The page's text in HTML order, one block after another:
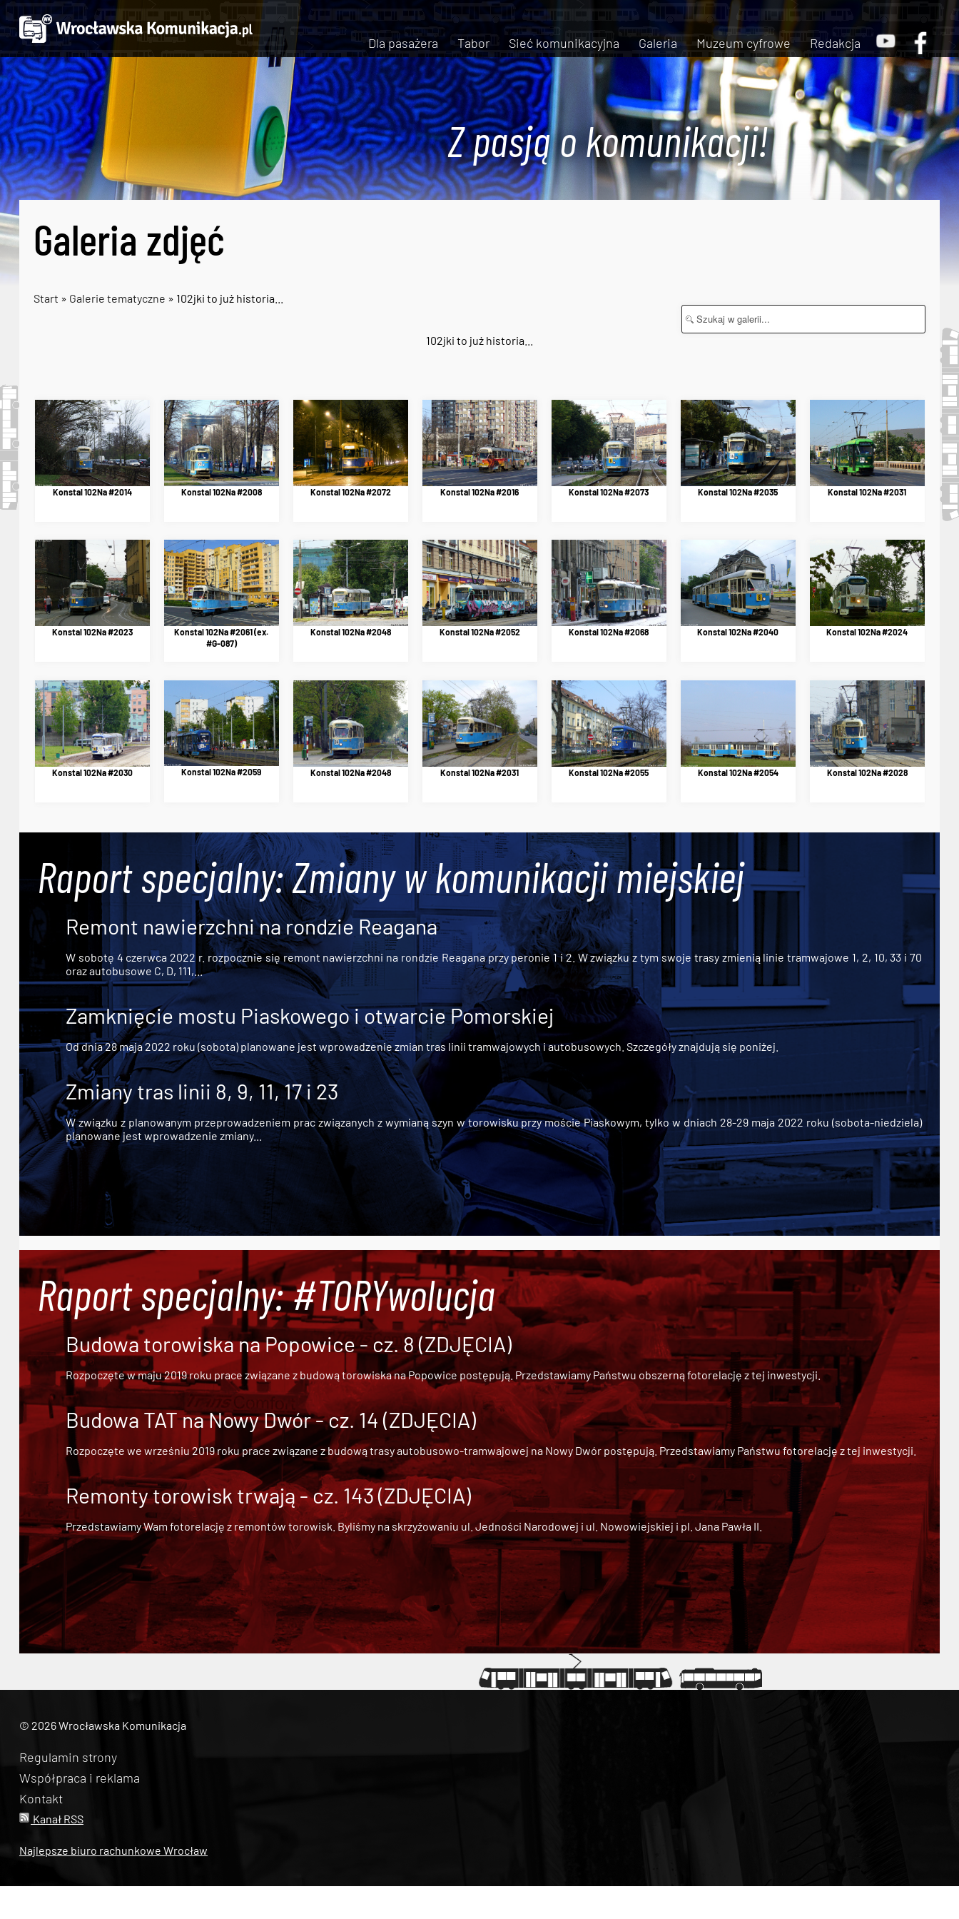
Dla pasażera Tabor Sieć komunikacyjna Galeria Muzeum cyfrowe Redakcja
Z pasją o komunikacji!
Galeria zdjęć
Start » Galerie tematyczne » 102jki to już historia...
102jki to już historia...
Konstal 102Na #2014 Konstal 102Na #2008 Konstal 102Na #2072 Konstal 102Na #2016 Konstal 102Na #2073 Konstal 102Na #2035 Konstal 102Na #2031
Konstal 102Na #2023
Konstal 102Na #2061 (ex.
#G-087)
Konstal 102Na #2048 Konstal 102Na #2052 Konstal 102Na #2068 Konstal 102Na #2040 Konstal 102Na #2024
Konstal 102Na #2030 Konstal 102Na #2059 Konstal 102Na #2048 Konstal 102Na #2031 Konstal 102Na #2055 Konstal 102Na #2054 Konstal 102Na #2028
Raport specjalny: Zmiany w komunikacji miejskiej
Remont nawierzchni na rondzie Reagana
W sobotę 4 czerwca 2022 r. rozpocznie się remont nawierzchni na rondzie Reagana przy peronie 1 i 2. W związku z tym swoje trasy zmienią linie tramwajowe 1, 2, 10, 33 i 70
oraz autobusowe C, D, 111,...
Zamknięcie mostu Piaskowego i otwarcie Pomorskiej
Od dnia 28 maja 2022 roku (sobota) planowane jest wprowadzenie zmian tras linii tramwajowych i autobusowych. Szczegóły znajdują się poniżej.
Zmiany tras linii 8, 9, 11, 17 i 23
W związku z planowanym przeprowadzeniem prac związanych z wymianą szyn w torowisku przy moście Piaskowym, tylko w dniach 28-29 maja 2022 roku (sobota-niedziela)
planowane jest wprowadzenie zmiany...
Raport specjalny: #TORYwolucja
Budowa torowiska na Popowice - cz. 8 (ZDJĘCIA)
Rozpoczęte w maju 2019 roku prace związane z budową torowiska na Popowice postępują. Przedstawiamy Państwu obszerną fotorelację z tej inwestycji.
Budowa TAT na Nowy Dwór - cz. 14 (ZDJĘCIA)
Rozpoczęte we wrześniu 2019 roku prace związane zbudową trasy autobusowo-tramwajowej na Nowy Dwórpostępują. Przedstawiamy Państwu fotorelację z tej inwestycji.
Remonty torowisk trwają - cz. 143 (ZDJĘCIA)
Przedstawiamy Wam fotorelację z remontów torowisk. Byliśmy na skrzyżowaniu ul. Jedności Narodowej i ul. Nowowiejskiej i pl. Jana Pawła II.
© 2026 Wrocławska Komunikacja
Regulamin strony
Współpraca i reklama
Kontakt
Kanał RSS
Najlepsze biuro rachunkowe Wrocław